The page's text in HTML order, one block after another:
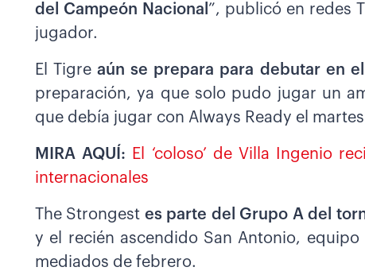
del Campeón Nacional ”, publicó en redes
jugador.
El Tigreaún se prepara para debutar en
preparación, ya que solo pudo jugar un
que debía jugar con Always Ready el
MIRA AQUÍ: El ‘coloso’ de Villa Ingenio
internacionales
The Strongest es parte del Grupo A del
y el recién ascendido San Antonio,
mediados de febrero.